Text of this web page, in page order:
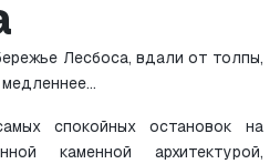
Лесбоса, вдали от толпы,
спокойных остановок на
каменной архитектурой,